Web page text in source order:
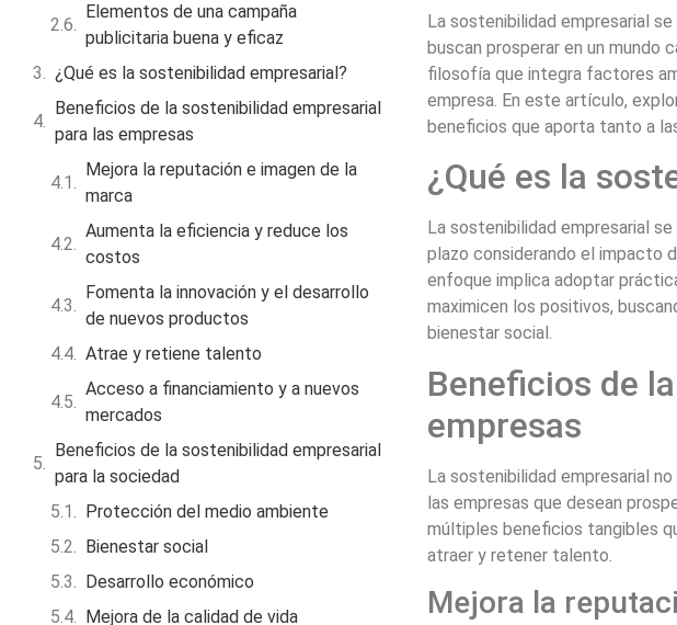
Elementos de una campaña
publicitaria buena y eficaz
¿Qué es la sostenibilidad empresarial?
Beneficios de la sostenibilidad empresarial
para las empresas
Mejora la reputación e imagen de la
marca
Aumenta la eficiencia y reduce los
costos
Fomenta la innovación y el desarrollo
de nuevos productos
Atrae y retiene talento
Acceso a financiamiento y a nuevos
mercados
Beneficios de la sostenibilidad empresarial
para la sociedad
Protección del medio ambiente
Bienestar social
Desarrollo económico
Mejora de la calidad de vida
La sostenibilidad empresarial
buscan prosperar en un mundo
filosofía que integra factores
empresa. En este artículo,
beneficios que aporta tanto a
¿Qué es la
La sostenibilidad empresarial
plazo considerando el impacto
enfoque implica adoptar
maximicen los positivos,
bienestar social.
Beneficios de
empresas
La sostenibilidad empresarial
las empresas que desean
múltiples beneficios tangibles
atraer y retener talento.
Mejora la